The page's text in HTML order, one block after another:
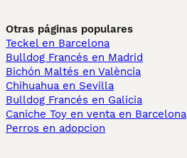
Otras páginas populares
Teckel en Barcelona
Bulldog Francés en Madrid
Bichón Maltés en València
Chihuahua en Sevilla
Bulldog Francés en Galicia
Caniche Toy en venta en Barcelona
Perros en adopcion